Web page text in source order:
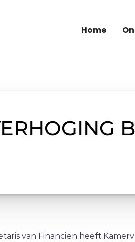
Home
van Financiën heeft